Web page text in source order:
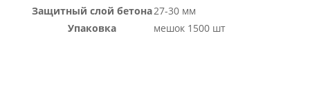
Защитный слой бетона27-30 мм
Упаковка
мешок 1500 шт